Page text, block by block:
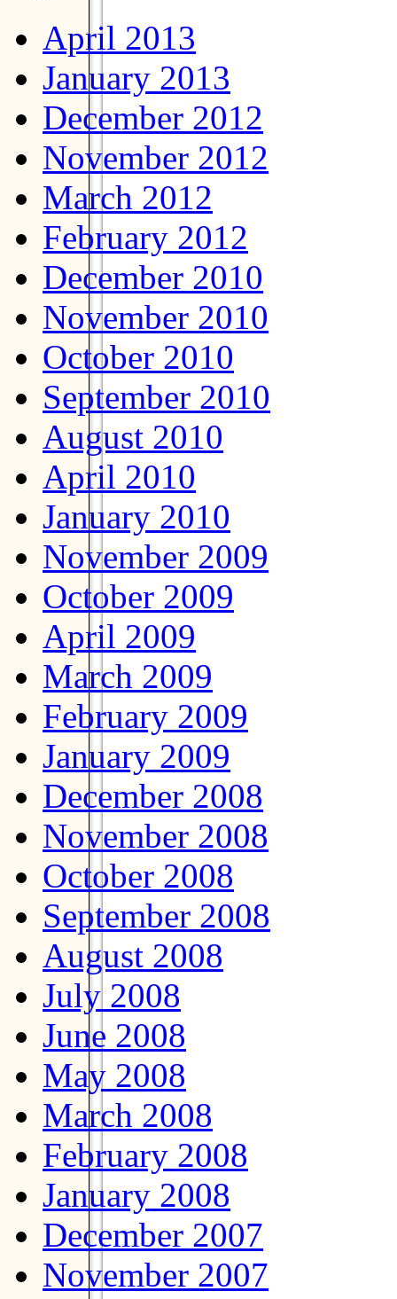
April 2013
January 2013
December 2012
November 2012
March 2012
February 2012
December 2010
November 2010
October 2010
September 2010
August 2010
April 2010
January 2010
November 2009
October 2009
April 2009
March 2009
February 2009
January 2009
December 2008
November 2008
October 2008
September 2008
August 2008
July 2008
June 2008
May 2008
March 2008
February 2008
January 2008
December 2007
November 2007